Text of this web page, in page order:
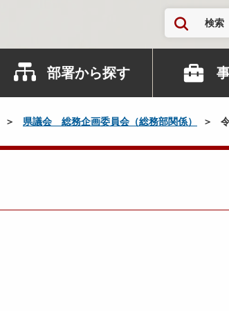
検索
部署から探す
県議会 総務企画委員会（総務部関係）